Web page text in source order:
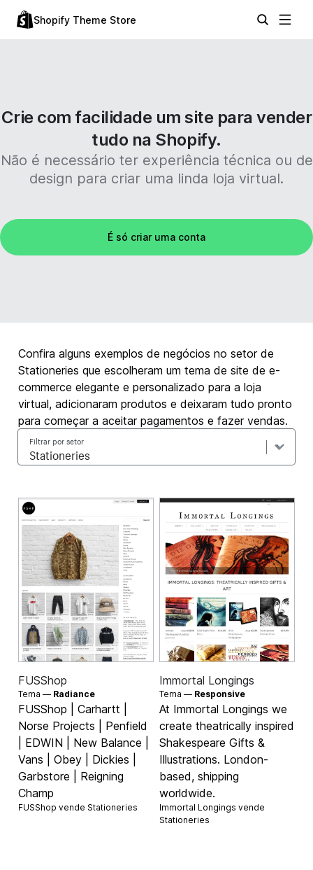
Shopify Theme Store
Crie com facilidade um site para vender
tudo na Shopify.
Não é necessário ter experiência técnica ou de
design para criar uma linda loja virtual.
É só criar uma conta
Confira alguns exemplos de negócios no setor de
Stationeries que escolheram um tema de site de e-
commerce elegante e personalizado para a loja
virtual, adicionaram produtos e deixaram tudo pronto
para começar a aceitar pagamentos e fazer vendas.
Filtrar por setor
FUSShop
Tema — Radiance
FUSShop | Carhartt |
Norse Projects | Penfield
| EDWIN | New Balance |
Vans | Obey | Dickies |
Garbstore | Reigning
Champ
FUSShop vende Stationeries
Immortal Longings
Tema — Responsive
At Immortal Longings we
create theatrically inspired
Shakespeare Gifts &
Illustrations. London-
based, shipping
worldwide.
Immortal Longings vende
Stationeries